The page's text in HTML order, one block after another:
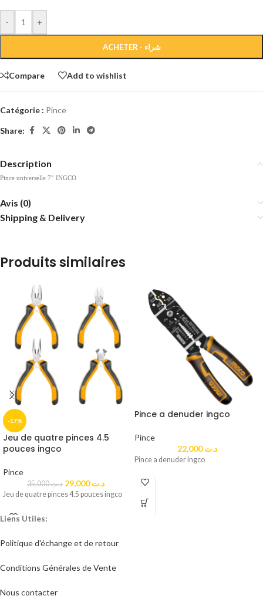
- +
ACHETER - شراء
Compare Add to wishlist
Catégorie : Pince
Share:
Description
Pince universelle 7″ INGCO
Avis (0)
Shipping & Delivery
Produits similaires
-17%
Jeu de quatre pinces 4.5
pouces ingco
Pince
د.ت35,000 د.ت29,000
Jeu de quatre pinces 4.5 pouces ingco
Pince a denuder ingco
Pince
د.ت22,000
Pince a denuder ingco
Liens Utiles:
Politique d'échange et de retour​
Conditions Générales de Vente
Nous contacter